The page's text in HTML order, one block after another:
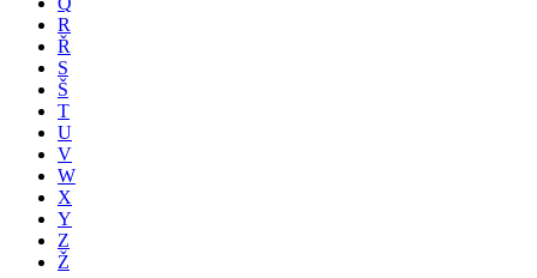
R
Ř
S
Š
T
U
V
W
X
Y
Z
Ž